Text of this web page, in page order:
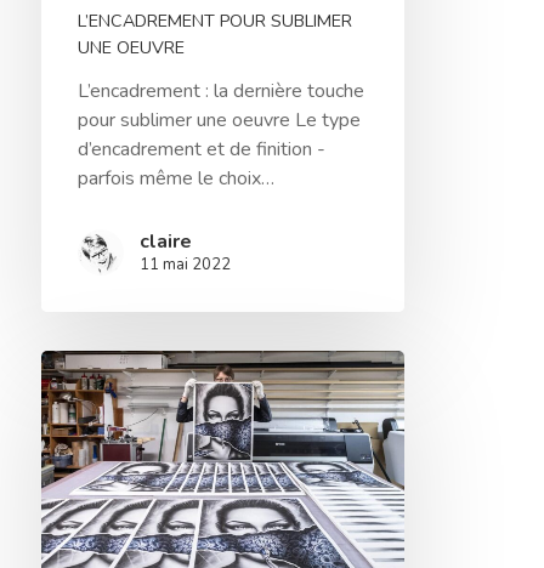
L’ENCADREMENT POUR SUBLIMER
UNE OEUVRE
L’encadrement : la dernière touche
pour sublimer une oeuvre Le type
d’encadrement et de finition -
parfois même le choix…
claire
11 mai 2022